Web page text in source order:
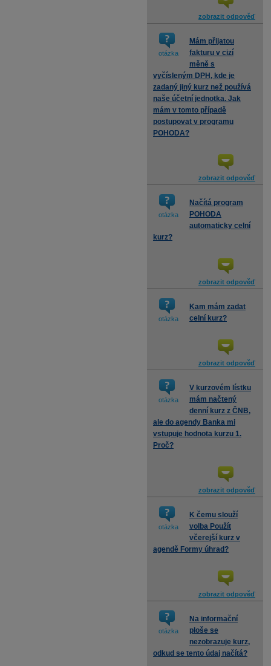
zobrazit odpověď
otázka
Mám přijatou
fakturu v cizí
měně s
vyčísleným DPH, kde je
zadaný jiný kurz než používá
naše účetní jednotka. Jak
mám v tomto případě
postupovat v programu
POHODA?
zobrazit odpověď
otázka
Načítá program
POHODA
automaticky celní
kurz?
zobrazit odpověď
otázka
Kam mám zadat
celní kurz?
zobrazit odpověď
otázka
V kurzovém lístku
mám načtený
denní kurz z ČNB,
ale do agendy Banka mi
vstupuje hodnota kurzu 1.
Proč?
zobrazit odpověď
otázka
K čemu slouží
volba Použít
včerejší kurz v
agendě Formy úhrad?
zobrazit odpověď
otázka
Na informační
ploše se
nezobrazuje kurz,
odkud se tento údaj načítá?